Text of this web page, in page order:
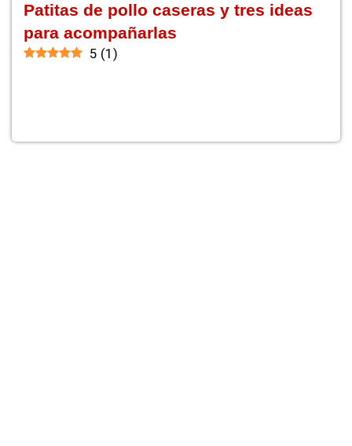
Patitas de pollo caseras y tres ideas
para acompañarlas
5 (1 )